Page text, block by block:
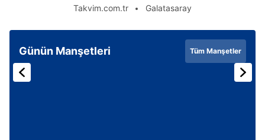
Takvim.com.tr Galatasaray
Günün Manşetleri Tüm Manşetler